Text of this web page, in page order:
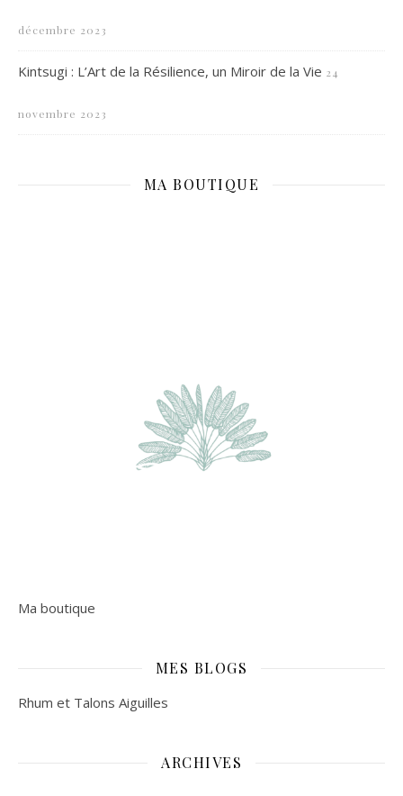
décembre 2023
Kintsugi : L’Art de la Résilience, un Miroir de la Vie 24
novembre 2023
MA BOUTIQUE
Ma boutique
MES BLOGS
Rhum et Talons Aiguilles
ARCHIVES